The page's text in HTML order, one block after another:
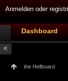
Anmelden oder
Dashboard
the Hellboard